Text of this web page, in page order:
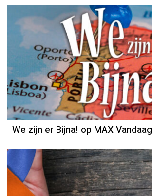
We zijn er Bijna! op MAX Vandaag